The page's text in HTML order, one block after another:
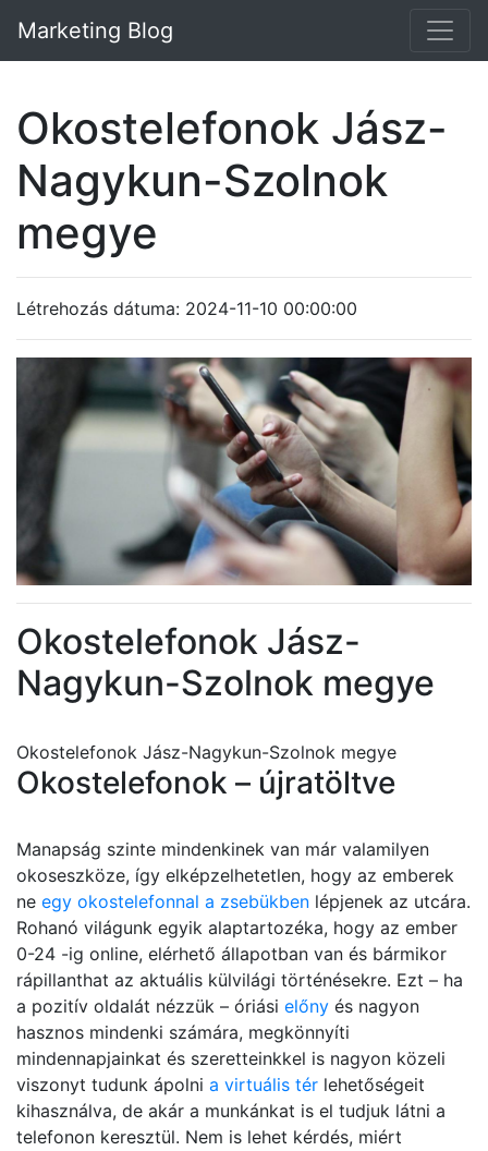
Marketing Blog
Okostelefonok Jász-
Nagykun-Szolnok
megye
Létrehozás dátuma: 2024-11-10 00:00:00
Okostelefonok Jász-
Nagykun-Szolnok megye
Okostelefonok Jász-Nagykun-Szolnok megye
Okostelefonok – újratöltve
Manapság szinte mindenkinek van már valamilyen
okoseszköze, így elképzelhetetlen, hogy az emberek
ne egy okostelefonnal a zsebükben lépjenek az utcára.
Rohanó világunk egyik alaptartozéka, hogy az ember
0-24 -ig online, elérhető állapotban van és bármikor
rápillanthat az aktuális külvilági történésekre. Ezt – ha
a pozitív oldalát nézzük – óriási előny és nagyon
hasznos mindenki számára, megkönnyíti
mindennapjainkat és szeretteinkkel is nagyon közeli
viszonyt tudunk ápolni a virtuális tér lehetőségeit
kihasználva, de akár a munkánkat is el tudjuk látni a
telefonon keresztül. Nem is lehet kérdés, miért